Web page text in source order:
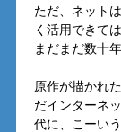
ただ、ネット
く活用できて
まだまだ数十
原作が描かれ
だインターネ
代に、こーい